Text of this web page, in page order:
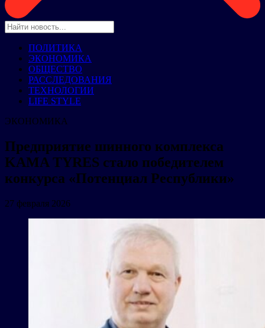
ПОЛИТИКА
ЭКОНОМИКА
ОБЩЕСТВО
РАССЛЕДОВАНИЯ
ТЕХНОЛОГИИ
LIFE STYLE
ЭКОНОМИКА
Предприятие шинного комплекса
KAMA TYRES стало победителем
конкурса «Потенциал Республики»
27 февраля 2026